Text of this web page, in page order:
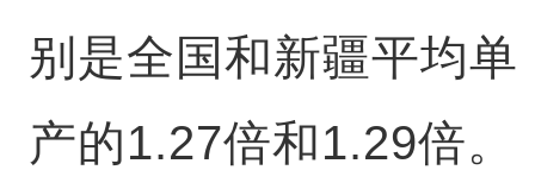
别是全国和新疆平均单
产的1.27倍和1.29倍。